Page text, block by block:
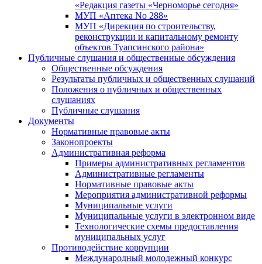
«Редакция газеты «Черноморье сегодня»
МУП «Аптека No 288»
МУП «Дирекция по строительству,
реконструкции и капитальному ремонту
объектов Туапсинского района»
Публичные слушания и общественные обсуждения
Общественные обсуждения
Результаты публичных и общественных слушаний
Положения о публичных и общественных
слушаниях
Публичные слушания
Документы
Нормативные правовые акты
Законопроекты
Административная реформа
Примеры административных регламентов
Административные регламенты
Нормативные правовые акты
Мероприятия административной реформы
Муниципальные услуги
Муниципальные услуги в электронном виде
Технологические схемы предоставления
муниципальных услуг
Противодействие коррупции
Международный молодежный конкурс